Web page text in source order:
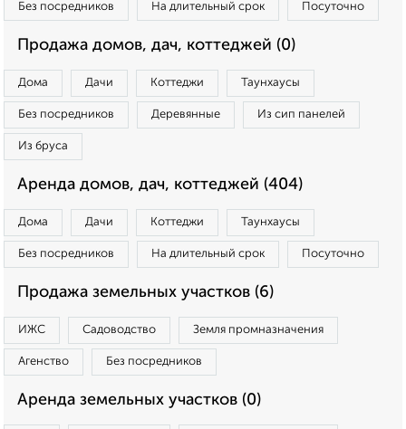
Без посредников На длительный срок Посуточно
Продажа домов, дач, коттеджей (0)
Дома Дачи Коттеджи Таунхаусы
Без посредников Деревянные Из сип панелей
Из бруса
Аренда домов, дач, коттеджей (404)
Дома Дачи Коттеджи Таунхаусы
Без посредников На длительный срок Посуточно
Продажа земельных участков (6)
ИЖС Садоводство Земля промназначения
Агенство Без посредников
Аренда земельных участков (0)